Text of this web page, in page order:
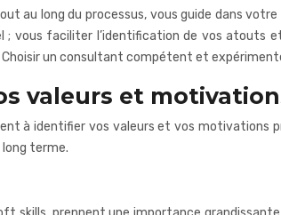
au long du processus, vous guide dans
vous faciliter l’identification de vos atouts
un consultant compétent et
valeurs et
à identifier vos valeurs et vos motivations
terme.